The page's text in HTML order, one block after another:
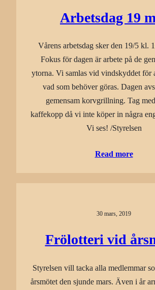
Arbetsdag 19
Vårens arbetsdag sker den 19/5 kl.
Fokus för dagen är arbete på de
ytorna. Vi samlas vid vindskyddet för
vad som behöver göras. Dagen
gemensam korvgrillning. Tag
kaffekopp då vi inte köper in några
Vi ses! /Styrelsen
Read more
30 mars, 2019
Frölotteri vid
Styrelsen vill tacka alla medlemmar
årsmötet den sjunde mars. Även i år